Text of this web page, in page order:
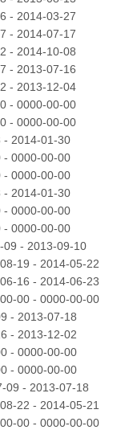
- 2014-03-27
- 2014-07-17
- 2014-10-08
- 2013-07-16
- 2013-12-04
- 0000-00-00
- 0000-00-00
- 2014-01-30
- 0000-00-00
- 0000-00-00
- 2014-01-30
- 0000-00-00
- 0000-00-00
09 - 2013-09-10
19 - 2014-05-22
16 - 2014-06-23
00 - 0000-00-00
- 2013-07-18
- 2013-12-02
- 0000-00-00
- 0000-00-00
09 - 2013-07-18
22 - 2014-05-21
00 - 0000-00-00